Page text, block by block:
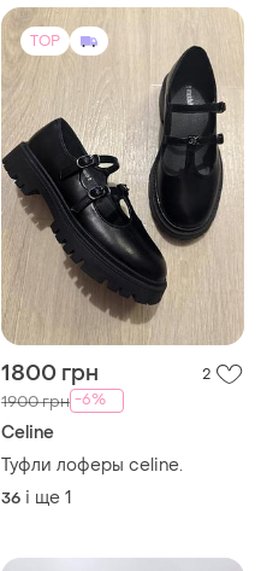
TOP
1800 грн 2
1900 грн -6%
Celine
Туфли лоферы celine.
36 і ще 1